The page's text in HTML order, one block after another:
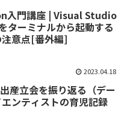
入門講座 | Visual Studio
ターミナルから起動する
注意点[番外編]
2023.04.18
産立会を振り返る（デー
ンティストの育児記録